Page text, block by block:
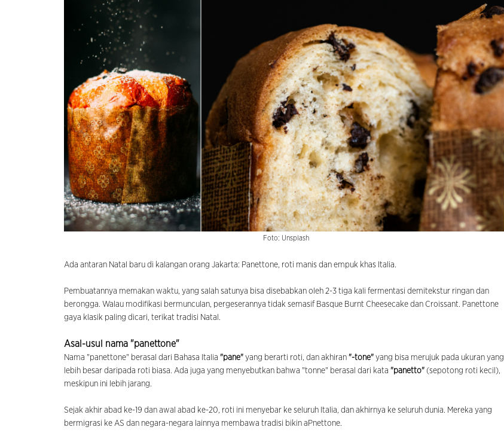
Foto: Unsplash
Ada antaran Natal baru di kalangan orang Jakarta: Panettone, roti manis dan empuk khas Italia.
Pembuatannya memakan waktu, yang salah satunya bisa disebabkan oleh 2-3 tiga kali fermentasi demitekstur ringan dan
berongga. Walau modifikasi bermunculan, pergeserannya tidak semasif Basque Burnt Cheesecake dan Croissant. Panettone
gaya klasik paling dicari, terikat tradisi Natal.
Asal-usul nama "panettone"
Nama "panettone" berasal dari Bahasa Italia "pane" yang berarti roti, dan akhiran "-tone" yang bisa merujuk pada ukuran yang
lebih besar daripada roti biasa. Ada juga yang menyebutkan bahwa "tonne" berasal dari kata "panetto" (sepotong roti kecil),
meskipun ini lebih jarang.
Sejak akhir abad ke-19 dan awal abad ke-20, roti ini menyebar ke seluruh Italia, dan akhirnya ke seluruh dunia. Mereka yang
bermigrasi ke AS dan negara-negara lainnya membawa tradisi bikin aPnettone.